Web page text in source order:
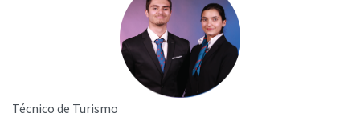
Técnico de Turismo